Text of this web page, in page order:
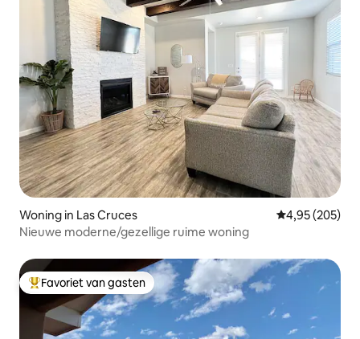
Woning in Las Cruces Gemiddelde
4,95 (205)
Nieuwe moderne/gezellige ruime woning
Topfavoriet van gasten
Favoriet van gasten